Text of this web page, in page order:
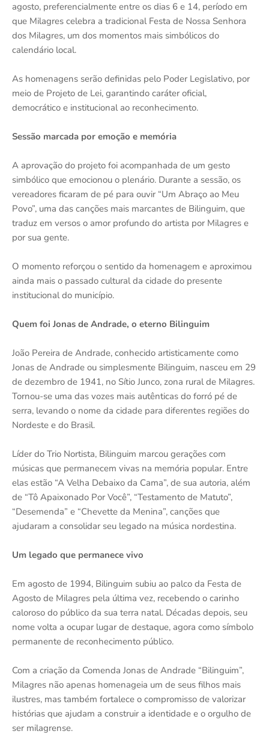
agosto, preferencialmente entre os dias 6 e 14, período em
que Milagres celebra a tradicional Festa de Nossa Senhora
dos Milagres, um dos momentos mais simbólicos do
calendário local.
As homenagens serão definidas pelo Poder Legislativo, por
meio de Projeto de Lei, garantindo caráter oficial,
democrático e institucional ao reconhecimento.
Sessão marcada por emoção e memória
A aprovação do projeto foi acompanhada de um gesto
simbólico que emocionou o plenário. Durante a sessão, os
vereadores ficaram de pé para ouvir “Um Abraço ao Meu
Povo”, uma das canções mais marcantes de Bilinguim, que
traduz em versos o amor profundo do artista por Milagres e
por sua gente.
O momento reforçou o sentido da homenagem e aproximou
ainda mais o passado cultural da cidade do presente
institucional do município.
Quem foi Jonas de Andrade, o eterno Bilinguim
João Pereira de Andrade, conhecido artisticamente como
Jonas de Andrade ou simplesmente Bilinguim, nasceu em 29
de dezembro de 1941, no Sítio Junco, zona rural de Milagres.
Tornou-se uma das vozes mais autênticas do forró pé de
serra, levando o nome da cidade para diferentes regiões do
Nordeste e do Brasil.
Líder do Trio Nortista, Bilinguim marcou gerações com
músicas que permanecem vivas na memória popular. Entre
elas estão “A Velha Debaixo da Cama”, de sua autoria, além
de “Tô Apaixonado Por Você”, “Testamento de Matuto”,
“Desemenda” e “Chevette da Menina”, canções que
ajudaram a consolidar seu legado na música nordestina.
Um legado que permanece vivo
Em agosto de 1994, Bilinguim subiu ao palco da Festa de
Agosto de Milagres pela última vez, recebendo o carinho
caloroso do público da sua terra natal. Décadas depois, seu
nome volta a ocupar lugar de destaque, agora como símbolo
permanente de reconhecimento público.
Com a criação da Comenda Jonas de Andrade “Bilinguim”,
Milagres não apenas homenageia um de seus filhos mais
ilustres, mas também fortalece o compromisso de valorizar
histórias que ajudam a construir a identidade e o orgulho de
ser milagrense.